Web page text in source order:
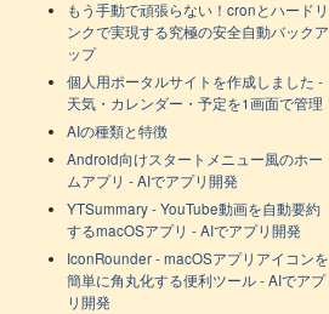
もう手動で頑張らない！cronとハードリ
ンクで実現する究極の安全自動バックア
ップ
個人用ポータルサイトを作成しました -
天気・カレンダー・予定を1画面で管理
AIの種類と特徴
Android向けスタートメニュー風のホー
ムアプリ - AIでアプリ開発
YTSummary - YouTube動画を自動要約
するmacOSアプリ - AIでアプリ開発
IconRounder - macOSアプリアイコンを
簡単に角丸化する便利ツール - AIでアプ
リ開発